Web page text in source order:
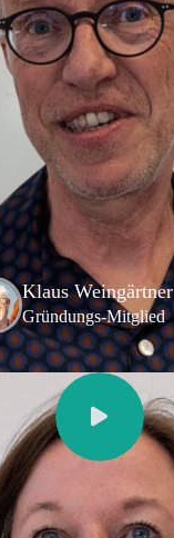
Klaus Weingärtner
Gründungs-Mitglied